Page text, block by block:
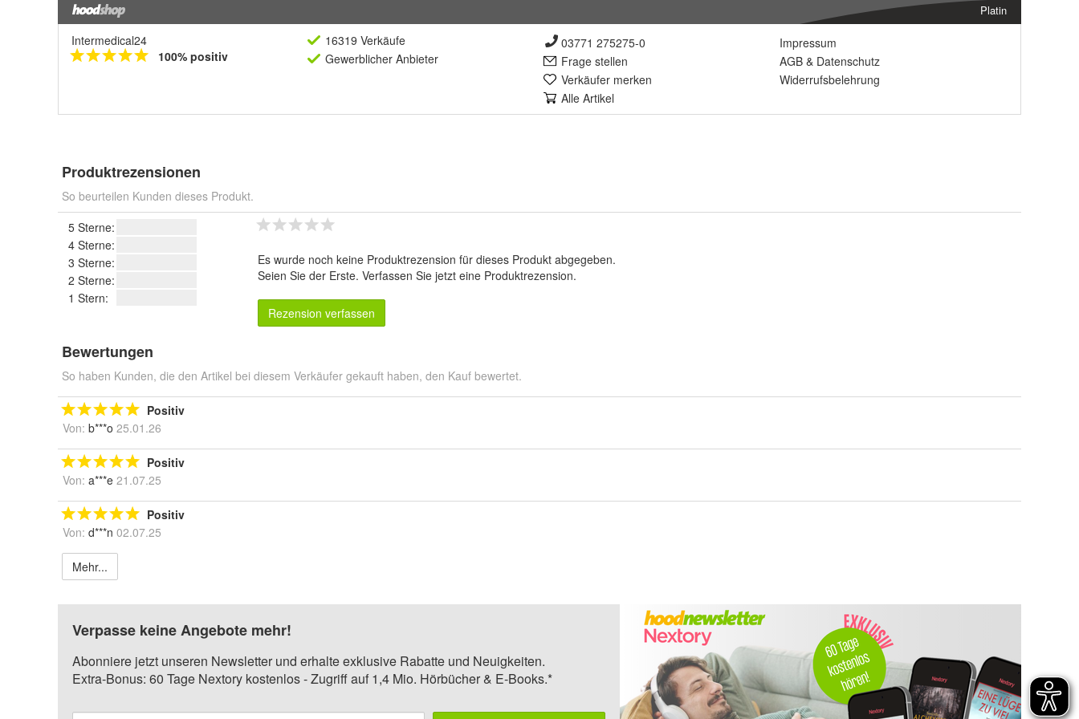
Platin
Intermedical24
100% positiv
16319 Verkäufe
Gewerblicher Anbieter
03771 275275-0
Frage stellen
Verkäufer merken
Alle Artikel
Impressum
AGB & Datenschutz
Widerrufsbelehrung
Produktrezensionen
So beurteilen Kunden dieses Produkt.
5 Sterne:
4 Sterne:
3 Sterne:
2 Sterne:
1 Stern:
Es wurde noch keine Produktrezension für dieses Produkt abgegeben.
Seien Sie der Erste. Verfassen Sie jetzt eine Produktrezension.
Rezension verfassen
Bewertungen
So haben Kunden, die den Artikel bei diesem Verkäufer gekauft haben, den Kauf bewertet.
Positiv
Von: b***o 25.01.26
Positiv
Von: a***e 21.07.25
Positiv
Von: d***n 02.07.25
Mehr...
Verpasse keine Angebote mehr!
Abonniere jetzt unseren Newsletter und erhalte exklusive Rabatte und Neuigkeiten.
Extra-Bonus: 60 Tage Nextory kostenlos - Zugriff auf 1,4 Mio. Hörbücher & E-Books.*